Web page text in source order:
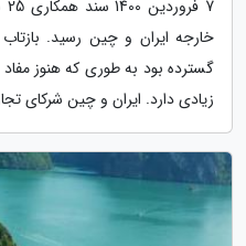
خارجه ایران و چین رسید.
گسترده بود به طوری که هنوز
زیادی دارد. ایران و چین شرکای